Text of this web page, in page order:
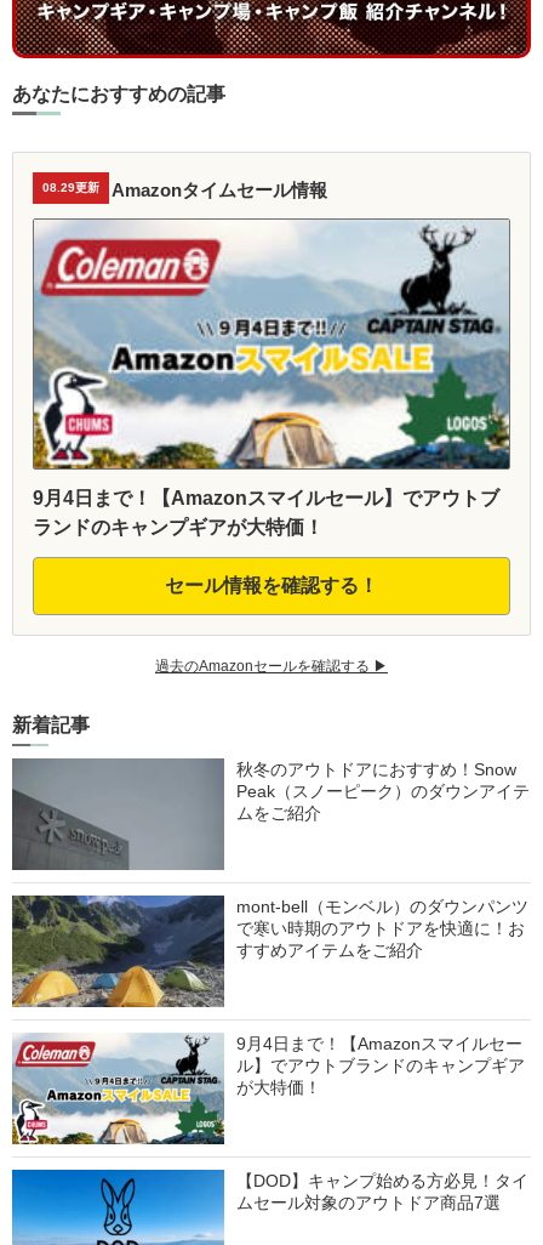
あなたにおすすめの記事
08.29更新 Amazonタイムセール情報
9月4日まで！【Amazonスマイルセール】でアウトブ
ランドのキャンプギアが大特価！
セール情報を確認する！
過去のAmazonセールを確認する ▶︎
新着記事
秋冬のアウトドアにおすすめ！Snow
Peak（スノーピーク）のダウンアイテ
ムをご紹介
mont-bell（モンベル）のダウンパンツ
で寒い時期のアウトドアを快適に！お
すすめアイテムをご紹介
9月4日まで！【Amazonスマイルセー
ル】でアウトブランドのキャンプギア
が大特価！
【DOD】キャンプ始める方必見！タイ
ムセール対象のアウトドア商品7選